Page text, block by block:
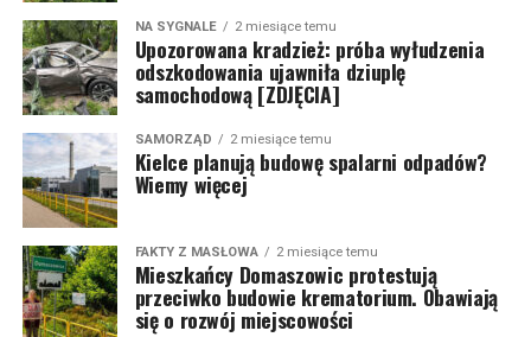
NA SYGNALE 2 miesiące temu
Upozorowana kradzież: próba wyłudzenia
odszkodowania ujawniła dziuplę
samochodową [ZDJĘCIA]
SAMORZĄD 2 miesiące temu
Kielce planują budowę spalarni odpadów?
Wiemy więcej
FAKTY Z MASŁOWA 2 miesiące temu
Mieszkańcy Domaszowic protestują
przeciwko budowie krematorium. Obawiają
się o rozwój miejscowości